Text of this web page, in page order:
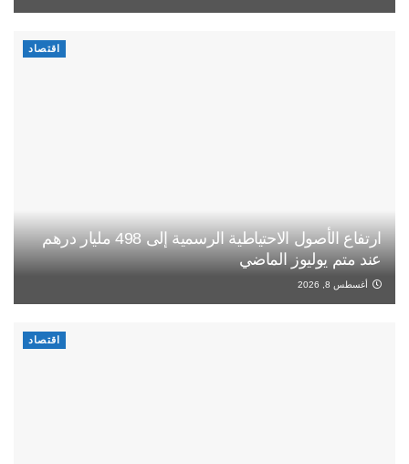
اقتصاد
ارتفاع الأصول الاحتياطية الرسمية إلى 498 مليار درهم
عند متم يوليوز الماضي
أغسطس 8, 2026
اقتصاد